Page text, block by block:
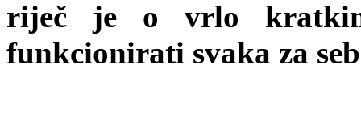
riječ je o vrlo
funkcionirati svaka za